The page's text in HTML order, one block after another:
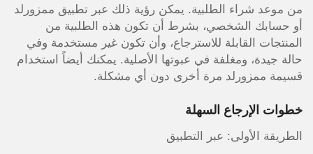
من موعد شراء الطلبية. يمكن رؤية ذلك عبر تطبيق ممزورلد
أو حسابك الشخصي، بشرط أن تكون هذه الطلبية من
المنتجات القابلة للاسترجاع، وأن تكون غير مستخدمة وفي
حالة جيدة، ومغلفة في عبوتها الأصلية. يمكنك أيضاً استخدام
قسيمة ممزورلد مرة أخرى دون أي مشكلة.
خطوات الإرجاع السهلة
الطريقة الأولى: عبر التطبيق